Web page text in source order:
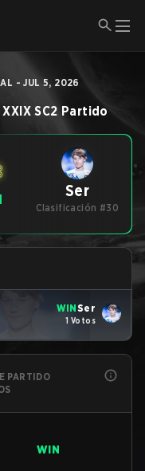
- JUL 5, 2026
SC2 Partido
Ser
Clasificación #30
WINSer
1 Votos
PARTIDO
WIN